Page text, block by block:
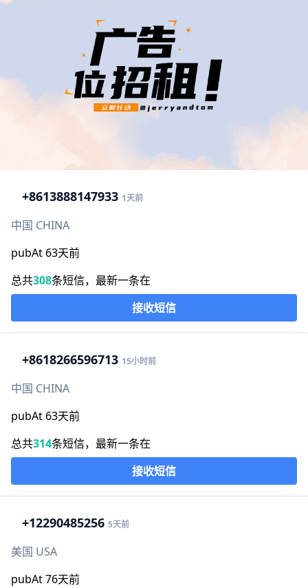
+8613888147933 1天前
中国 CHINA
pubAt 63天前
总共308条短信，最新一条在
接收短信
+8618266596713 15小时前
中国 CHINA
pubAt 63天前
总共314条短信，最新一条在
接收短信
+12290485256 5天前
美国 USA
pubAt 76天前